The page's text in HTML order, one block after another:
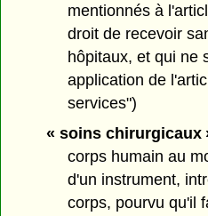
mentionnés à
droit de recevoir
hôpitaux, et qui ne
application de
services")
« soins chirurgicaux
corps humain au
d'un instrument,
corps, pourvu qu'il